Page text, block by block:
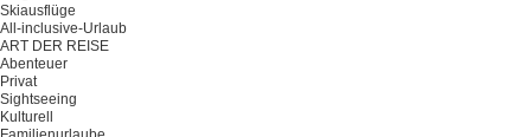
Skiausflüge
All-inclusive-Urlaub
ART DER REISE
Abenteuer
Privat
Sightseeing
Kulturell